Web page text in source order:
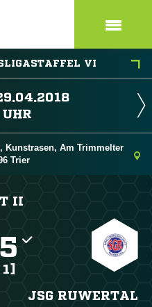
VI

Kunstrasen, Am Trimmelter
Trier
II

JSG RUWERTAL